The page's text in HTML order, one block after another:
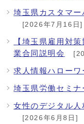
埼玉県カスタマ
[2026年7月16日]
【埼玉県雇用対
業合同説明会
求人情報ハロー
埼玉県労働セミナ
女性のデジタル
[2026年6月8日]